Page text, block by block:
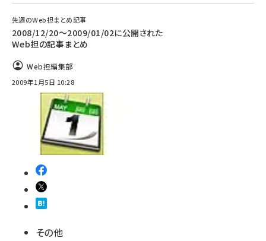
先週のWeb担まとめ記事
2008/12/20～2009/01/02に公開された
Web担の記事まとめ
Web担編集部
2009年1月5日 10:28
その他